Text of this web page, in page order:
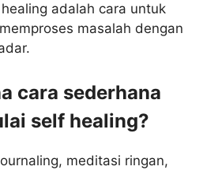
adalah cara untuk
masalah dengan
cara sederhana
self healing?
meditasi ringan,